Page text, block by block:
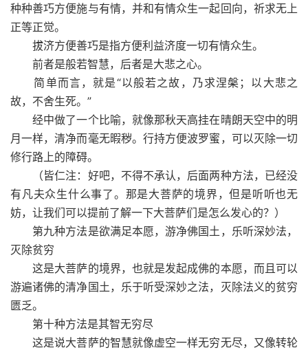
种种善巧方便施与有情，并和有情众生一起回向，祈求无上
正等正觉。
拔济方便善巧是指方便利益济度一切有情众生。
前者是般若智慧，后者是大悲之心。
简单而言，就是“以般若之故，乃求涅槃；以大悲之
故，不舍生死。”
经中做了一个比喻，就像那秋天高挂在晴朗天空中的明
月一样，清净而毫无暇秽。行持方便波罗蜜，可以灭除一切
修行路上的障碍。
（皆仁注：好吧，不得不承认，后面两种方法，已经没
有凡夫众生什么事了。那是大菩萨的境界，但是听听也无
妨，让我们可以提前了解一下大菩萨们是怎么发心的？）
第九种方法是欲满足本愿，游净佛国土，乐听深妙法，
灭除贫穷
这是大菩萨的境界，也就是发起成佛的本愿，而且可以
游遍诸佛的清净国土，乐于听受深妙之法，灭除法义的贫穷
匮乏。
第十种方法是其智无穷尽
这是说大菩萨的智慧就像虚空一样无穷无尽，又像转轮